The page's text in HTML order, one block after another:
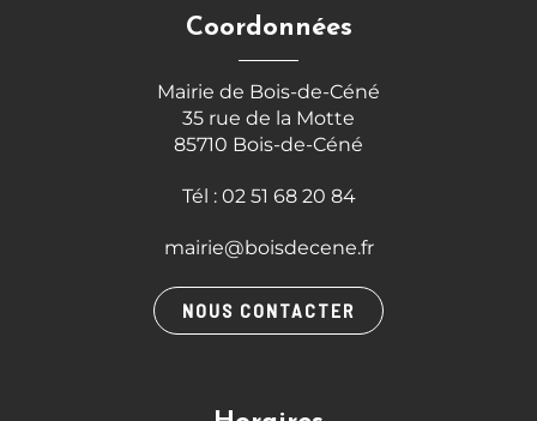
Coordonnées
Mairie de Bois-de-Céné
35 rue de la Motte
85710 Bois-de-Céné
Tél : 02 51 68 20 84
mairie@boisdecene.fr
NOUS CONTACTER